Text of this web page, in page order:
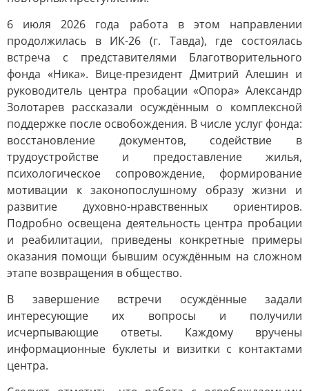
6 июля 2026 года работа в этом направлении
продолжилась в ИК-26 (г. Тавда), где состоялась
встреча с представителями Благотворительного
фонда «Ника». Вице-президент Дмитрий Алешин и
руководитель центра пробации «Опора» Александр
Золотарев рассказали осуждённым о комплексной
поддержке после освобождения. В числе услуг фонда:
восстановление документов, содействие в
трудоустройстве и предоставление жилья,
психологическое сопровождение, формирование
мотивации к законопослушному образу жизни и
развитие духовно-нравственных ориентиров.
Подробно освещена деятельность центра пробации
и реабилитации, приведены конкретные примеры
оказания помощи бывшим осуждённым на сложном
этапе возвращения в общество.
В завершение встречи осуждённые задали
интересующие их вопросы и получили
исчерпывающие ответы. Каждому вручены
информационные буклеты и визитки с контактами
центра.